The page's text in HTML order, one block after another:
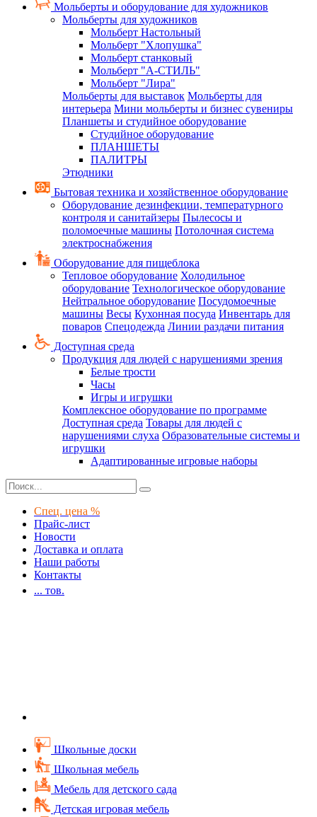
Мольберты и оборудование для художников
Мольберты для художников
Мольберт Настольный
Мольберт "Хлопушка"
Мольберт станковый
Мольберт "А-СТИЛЬ"
Мольберт "Лира"
Мольберты для выставок Мольберты для
интерьера Мини мольберты и бизнес сувениры
Планшеты и студийное оборудование
Студийное оборудование
ПЛАНШЕТЫ
ПАЛИТРЫ
Этюдники
Бытовая техника и хозяйственное оборудование
Оборудование дезинфекции, температурного
контроля и санитайзеры Пылесосы и
поломоечные машины Потолочная система
электроснабжения
Оборудование для пищеблока
Тепловое оборудование Холодильное
оборудование Технологическое оборудование
Нейтральное оборудование Посудомоечные
машины Весы Кухонная посуда Инвентарь для
поваров Спецодежда Линии раздачи питания
Доступная среда
Продукция для людей с нарушениями зрения
Белые трости
Часы
Игры и игрушки
Комплексное оборудование по программе
Доступная среда Товары для людей с
нарушениями слуха Образовательные системы и
игрушки
Адаптированные игровые наборы
Спец. цена %
Прайс-лист
Новости
Доставка и оплата
Наши работы
Контакты
... тов.
Школьные доски
Школьная мебель
Мебель для детского сада
Детская игровая мебель